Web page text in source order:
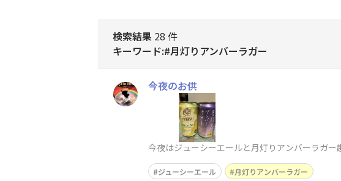
検索結果 28 件
キーワード:#月灯りアンバーラガー
今夜のお供
今夜はジューシーエールと月灯りアンバーラガ
ジューシーエール 月灯りアンバーラガー